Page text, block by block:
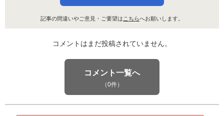
記事の間違いやご意見・ご要望は こちらへお願いします。
コメントはまだ投稿されていません。
コメント一覧へ
（0件）